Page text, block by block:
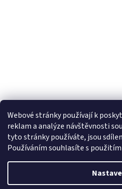
Webové stránky používají k
reklam a analýze návštěvnosti
tyto stránky používáte, jsou
Používáním souhlasíte s